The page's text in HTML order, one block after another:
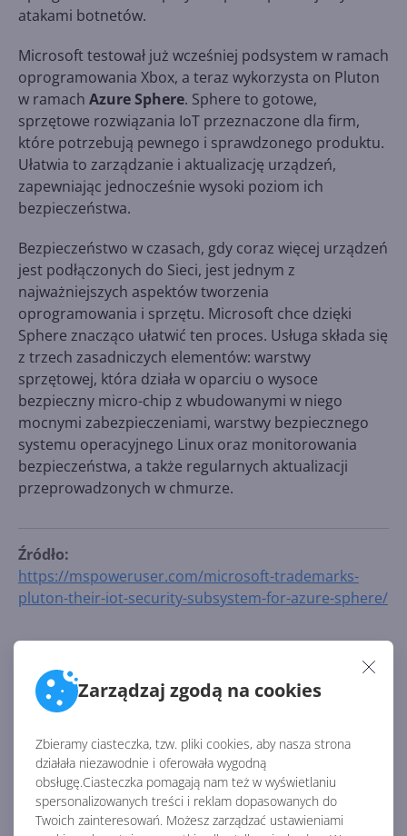
Zarządzaj zgodą na cookies
Zbieramy ciasteczka, tzw. pliki cookies, aby nasza strona
działała niezawodnie i oferowała wygodną
obsługę.Ciasteczka pomagają nam też w wyświetlaniu
spersonalizowanych treści i reklam dopasowanych do
Twoich zainteresowań. Możesz zarządzać ustawieniami
atakami botnetów.
Microsoft testował już wcześniej podsystem w ramach
oprogramowania Xbox, a teraz wykorzysta on Pluton
w ramach Azure Sphere. Sphere to gotowe,
sprzętowe rozwiązania IoT przeznaczone dla firm,
które potrzebują pewnego i sprawdzonego produktu.
Ułatwia to zarządzanie i aktualizację urządzeń,
zapewniając jednocześnie wysoki poziom ich
bezpieczeństwa.
Bezpieczeństwo w czasach, gdy coraz więcej urządzeń
jest podłączonych do Sieci, jest jednym z
najważniejszych aspektów tworzenia
oprogramowania i sprzętu. Microsoft chce dzięki
Sphere znacząco ułatwić ten proces. Usługa składa się
z trzech zasadniczych elementów: warstwy
sprzętowej, która działa w oparciu o wysoce
bezpieczny micro-chip z wbudowanymi w niego
mocnymi zabezpieczeniami, warstwy bezpiecznego
systemu operacyjnego Linux oraz monitorowania
bezpieczeństwa, a także regularnych aktualizacji
przeprowadzonych w chmurze.
Źródło:
https://mspoweruser.com/microsoft-trademarks-
pluton-their-iot-security-subsystem-for-azure-sphere/
BEZPIECZEŃSTWO
Polska trzecim krajem w
Europie z dostępem do
mocarnego GPT-5.5 Cyber